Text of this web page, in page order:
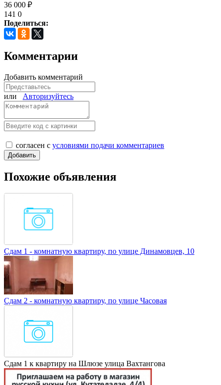
36 000 ₽
141 0
Поделиться:
Комментарии
Добавить комментарий
или Авторизуйтесь
согласен с условиями подачи комментариев
Похожие объявления
Сдам 1 - комнатную квартиру, по улице Динамовцев, 10
Сдам 2 - комнатную квартиру, по улице Часовая
Сдам 1 к квартиру на Шлюзе улица Вахтангова